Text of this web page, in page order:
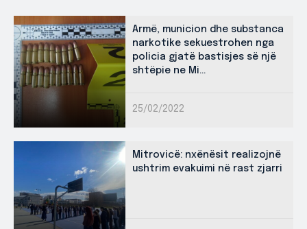
Armë, municion dhe substanca
narkotike sekuestrohen nga
policia gjatë bastisjes së një
shtëpie ne Mi...
25/02/2022
Mitrovicë: nxënësit realizojnë
ushtrim evakuimi në rast zjarri